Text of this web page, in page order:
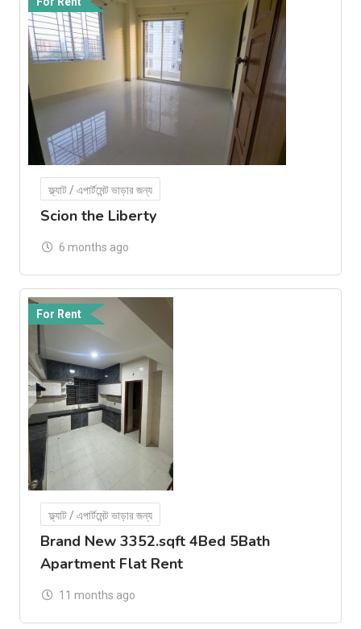
ফ্ল্যাট / এপার্টমেন্ট ভাড়ার জন্য
Scion the Liberty
6 months ago
For Rent
ফ্ল্যাট / এপার্টমেন্ট ভাড়ার জন্য
Brand New 3352.sqft 4Bed 5Bath
Apartment Flat Rent
11 months ago